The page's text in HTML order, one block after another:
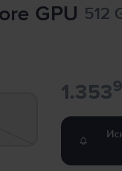
GPU 512
1.353